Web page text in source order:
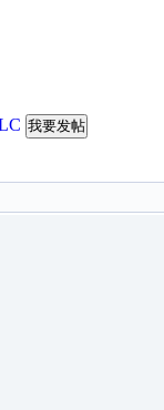
我要发帖